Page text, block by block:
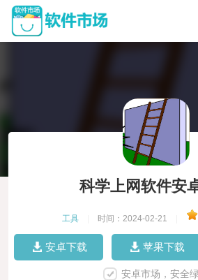
科学上网软件安
工具 时间：2024-02-21
安卓下载 苹果下载
安卓市场，安全